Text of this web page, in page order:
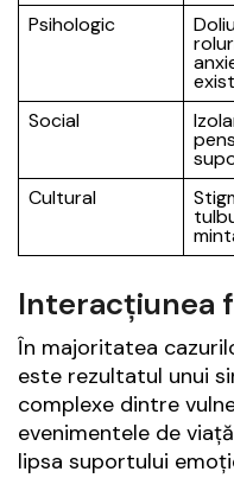
Psihologic
Social
Cultural
Interacțiunea
În majoritatea
este rezultatul unui
complexe dintre
evenimentele de
lipsa suportului